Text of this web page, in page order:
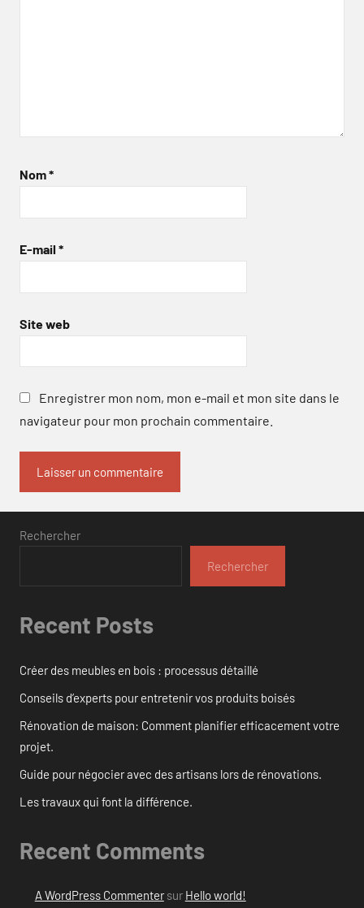
Nom*
E-mail *
Site web
Enregistrer mon nom, mon e-mail et mon site dans le
navigateur pour mon prochain commentaire.
Rechercher
Rechercher
Recent Posts
Créer des meubles en bois : processus détaillé
Conseils d’experts pour entretenir vos produits boisés
Rénovation de maison: Comment planifier efficacement votre
projet.
Guide pour négocier avec des artisans lors de rénovations.
Les travaux qui font la différence.
Recent Comments
A WordPress Commentersur Hello world!